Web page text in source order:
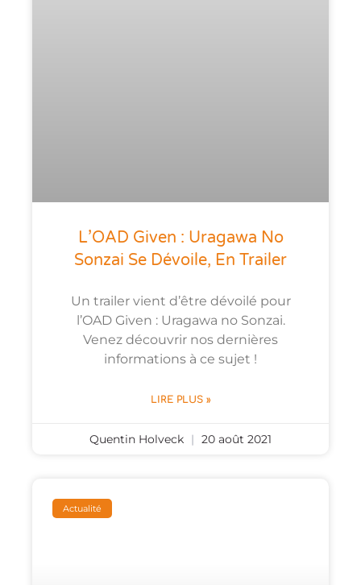
L’OAD Given : Uragawa No
Sonzai Se Dévoile, En Trailer
Un trailer vient d’être dévoilé pour
l’OAD Given : Uragawa no Sonzai.
Venez découvrir nos dernières
informations à ce sujet !
LIRE PLUS »
Quentin Holveck 20 août 2021
Actualité